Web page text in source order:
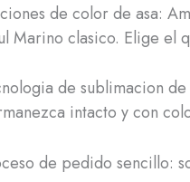
de color de asa:
Marino clasico. Elige el
de sublimacion
intacto y con
de pedido sencillo: